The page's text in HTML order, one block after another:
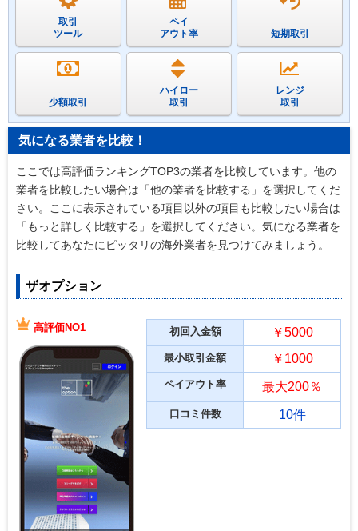
取引
ツール
ペイ
アウト率
短期取引
少額取引
ハイロー
取引
レンジ
取引
気になる業者を比較！
ここでは高評価ランキングTOP3の業者を比較しています。他の
業者を比較したい場合は「他の業者を比較する」を選択してくだ
さい。ここに表示されている項目以外の項目も比較したい場合は
「もっと詳しく比較する」を選択してください。気になる業者を
比較してあなたにピッタリの海外業者を見つけてみましょう。
ザオプション
高評価NO1 初回入金額 ￥5000
最小取引金額 ￥1000
ペイアウト率 最大200％
口コミ件数 10件